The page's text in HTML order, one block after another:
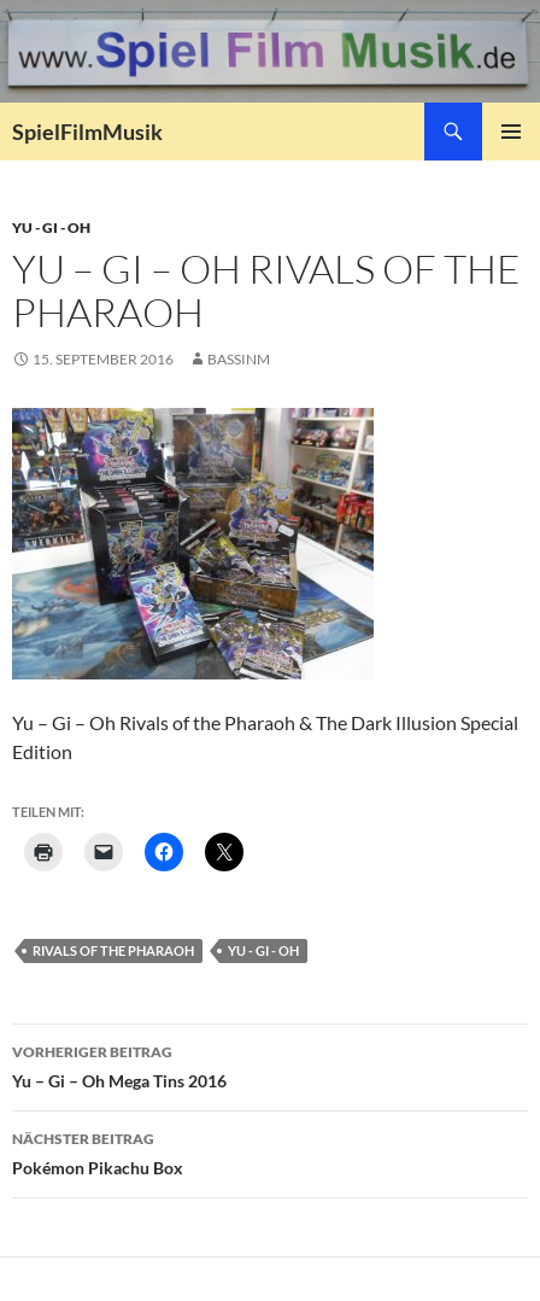
SpielFilmMusik
YU - GI - OH
YU – GI – OH RIVALS OF THE
PHARAOH
15. SEPTEMBER 2016 BASSINM
Yu – Gi – Oh Rivals of the Pharaoh & The Dark Illusion Special
Edition
TEILEN MIT:
RIVALS OF THE PHARAOH YU - GI - OH
Beitragsnavigation
VORHERIGER BEITRAG
Yu – Gi – Oh Mega Tins 2016
NÄCHSTER BEITRAG
Pokémon Pikachu Box